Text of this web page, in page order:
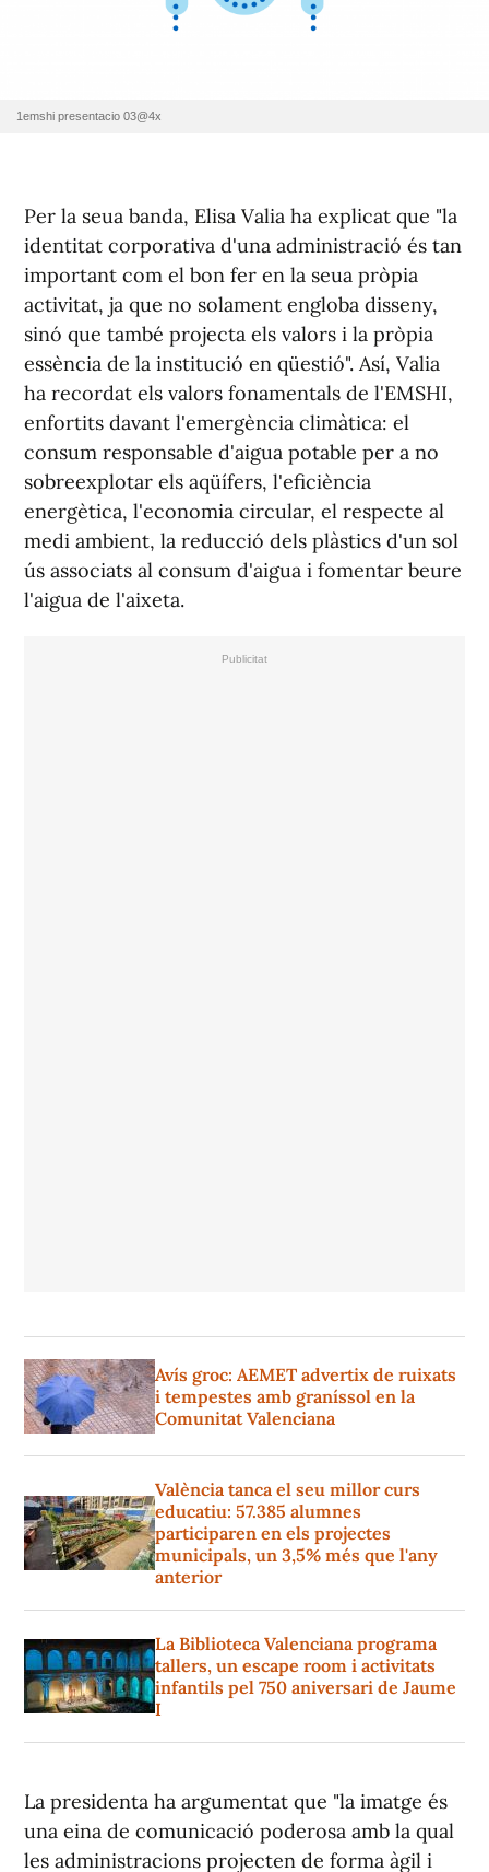
1emshi presentacio 03@4x
Per la seua banda, Elisa Valia ha explicat que "la
identitat corporativa d'una administració és tan
important com el bon fer en la seua pròpia
activitat, ja que no solament engloba disseny,
sinó que també projecta els valors i la pròpia
essència de la institució en qüestió". Así, Valia
ha recordat els valors fonamentals de l'EMSHI,
enfortits davant l'emergència climàtica: el
consum responsable d'aigua potable per a no
sobreexplotar els aqüífers, l'eficiència
energètica, l'economia circular, el respecte al
medi ambient, la reducció dels plàstics d'un sol
ús associats al consum d'aigua i fomentar beure
l'aigua de l'aixeta.
Avís groc: AEMET advertix de ruixats
i tempestes amb graníssol en la
Comunitat Valenciana
València tanca el seu millor curs
educatiu: 57.385 alumnes
participaren en els projectes
municipals, un 3,5% més que l'any
anterior
La Biblioteca Valenciana programa
tallers, un escape room i activitats
infantils pel 750 aniversari de Jaume
I
La presidenta ha argumentat que "la imatge és
una eina de comunicació poderosa amb la qual
les administracions projecten de forma àgil i